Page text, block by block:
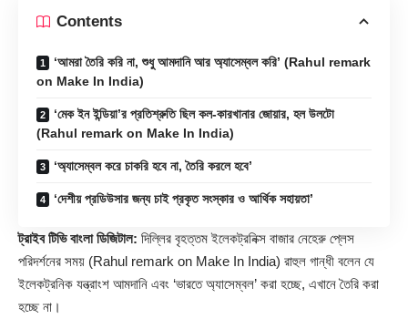
Contents
‘আমরা তৈরি করি না, শুধু আমদানি আর অ্যাসেম্বল করি’ (Rahul remark
on Make In India)
‘মেক ইন ইন্ডিয়া’র প্রতিশ্রুতি ছিল কল-কারখানার জোয়ার, হল উলটো
(Rahul remark on Make In India)
‘অ্যাসেম্বল করে চাকরি হবে না, তৈরি করলে হবে’
‘দেশীয় প্রডিউসার জন্য চাই প্রকৃত সংস্কার ও আর্থিক সহায়তা’
ট্রাইব টিভি বাংলা ডিজিটাল: দিল্লির বৃহত্তম ইলেকট্রনিক্স বাজার নেহেরু প্লেস
পরিদর্শনের সময় (Rahul remark on Make In India) রাহুল গান্ধী বলেন যে
ইলেকট্রনিক যন্ত্রাংশ আমদানি এবং ‘ভারতে অ্যাসেম্বল’ করা হচ্ছে, এখানে তৈরি করা
হচ্ছে না।